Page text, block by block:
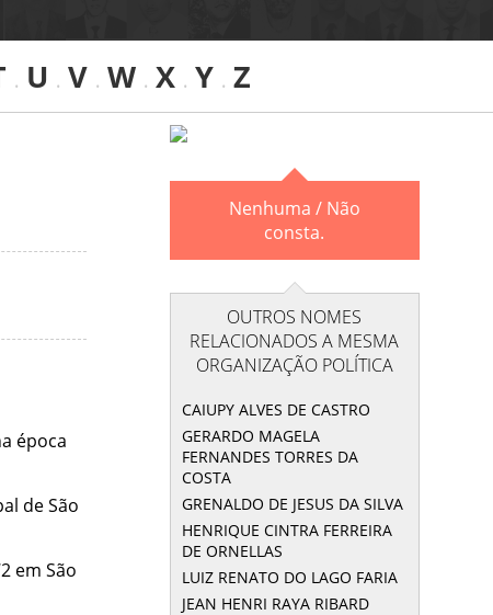
. U . V . W . X . Y . Z
época
de São
em São
Nenhuma / Não
consta.
OUTROS NOMES
RELACIONADOS A MESMA
ORGANIZAÇÃO POLÍTICA
CAIUPY ALVES DE CASTRO
GERARDO MAGELA
FERNANDES TORRES DA
COSTA
GRENALDO DE JESUS DA SILVA
HENRIQUE CINTRA FERREIRA
DE ORNELLAS
LUIZ RENATO DO LAGO FARIA
JEAN HENRI RAYA RIBARD